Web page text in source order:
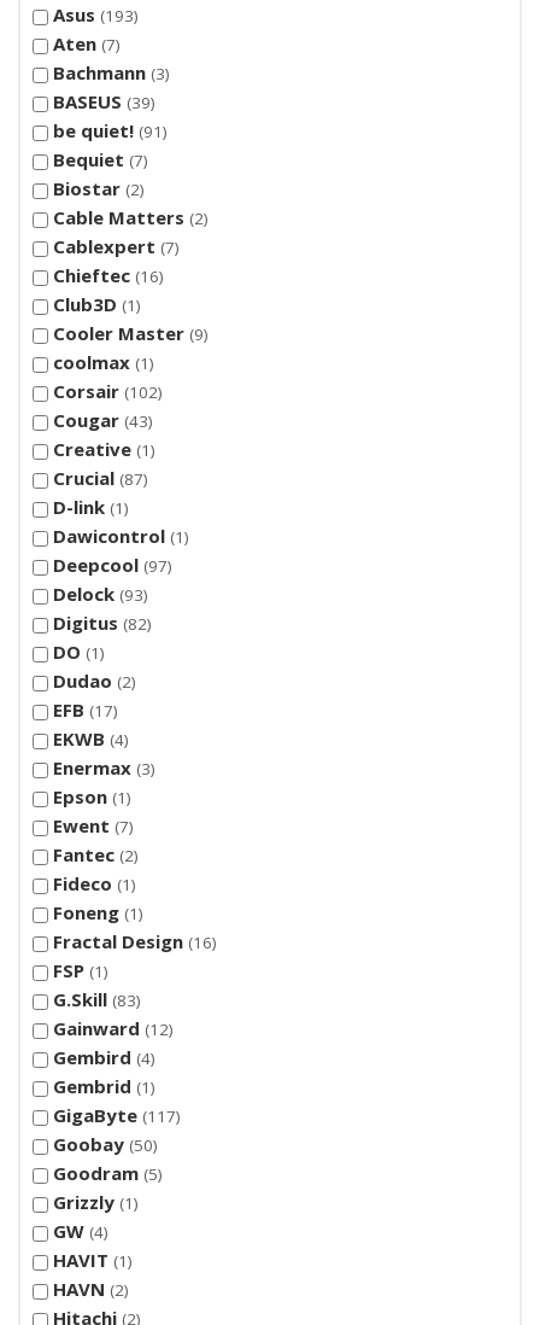
Asus 193
Aten 7
Bachmann 3
BASEUS 39
be quiet! 91
Bequiet 7
Biostar 2
Cable Matters 2
Cablexpert 7
Chieftec 16
Club3D 1
Cooler Master 9
coolmax 1
Corsair 102
Cougar 43
Creative 1
Crucial 87
D-link 1
Dawicontrol 1
Deepcool 97
Delock 93
Digitus 82
DO 1
Dudao 2
EFB 17
EKWB 4
Enermax 3
Epson 1
Ewent 7
Fantec 2
Fideco 1
Foneng 1
Fractal Design 16
FSP 1
G.Skill 83
Gainward 12
Gembird 4
Gembrid 1
GigaByte 117
Goobay 50
Goodram 5
Grizzly 1
GW 4
HAVIT 1
HAVN 2
Hitachi 2